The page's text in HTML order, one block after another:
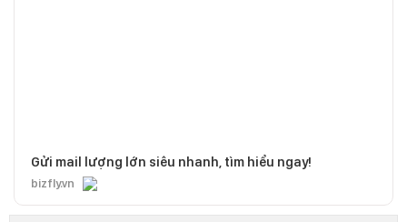
Gửi mail lượng lớn siêu nhanh, tìm hiểu ngay!
bizfly.vn